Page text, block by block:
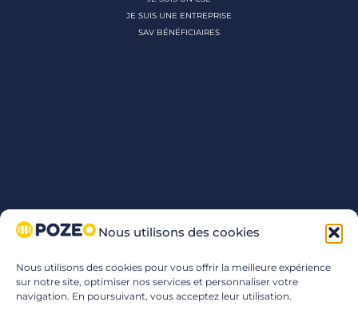
Nous utilisons des cookies
Nous utilisons des cookies pour vous offrir la meilleure expérience
sur notre site, optimiser nos services et personnaliser votre
navigation. En poursuivant, vous acceptez leur utilisation.
JE SUIS UNE ENTREPRISE
SAV BÉNÉFICIAIRES